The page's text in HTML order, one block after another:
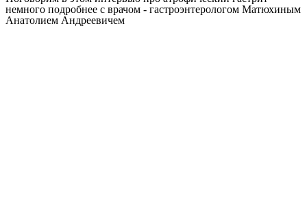
немного подробнее с врачом - гастроэнтерологом Матюхиным
Анатолием Андреевичем